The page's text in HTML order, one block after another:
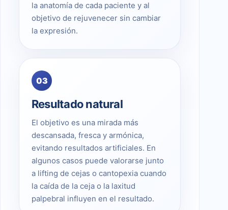
la anatomía de cada paciente y al
objetivo de rejuvenecer sin cambiar
la expresión.
03
Resultado natural
El objetivo es una mirada más
descansada, fresca y armónica,
evitando resultados artificiales. En
algunos casos puede valorarse junto
a lifting de cejas o cantopexia cuando
la caída de la ceja o la laxitud
palpebral influyen en el resultado.